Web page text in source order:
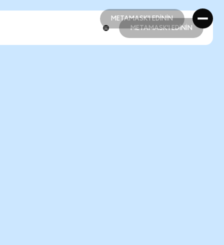
METAMASK'I EDİNİN
METAMASK'I EDİNİN
METAMASK'I EDİNİN